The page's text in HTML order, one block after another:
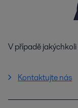
V případě
Kontaktujte nás